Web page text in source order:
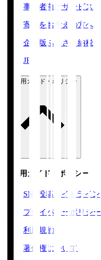
事業者向けサービス
寄附をお考えの方へ
企業版ふるさと納税
JFA
ご利用ガイド・ポリシー
ご利用ガイド・ポリシー
SNS投稿ガイドライン
プライバシーポリシー
利用規約
著作権について